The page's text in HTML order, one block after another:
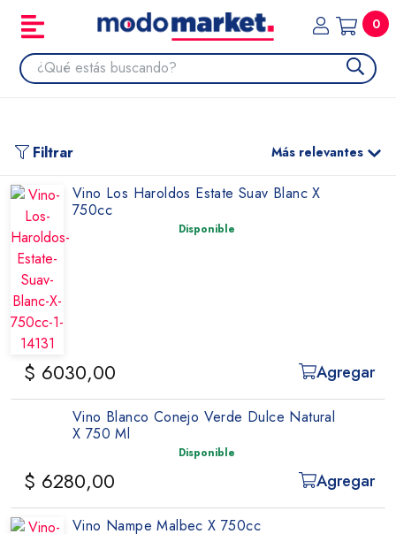
0
Filtrar Más relevantes
Vino Los Haroldos Estate Suav Blanc X
750cc
Disponible
$ 6030,00 Agregar
Vino Blanco Conejo Verde Dulce Natural
X 750 Ml
Disponible
$ 6280,00 Agregar
Vino Nampe Malbec X 750cc